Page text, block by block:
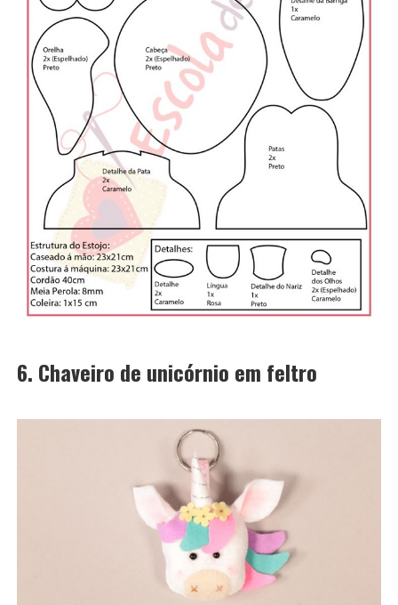
6. Chaveiro de unicórnio em feltro